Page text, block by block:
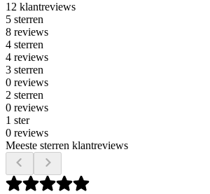
12 klantreviews
5 sterren
8 reviews
4 sterren
4 reviews
3 sterren
0 reviews
2 sterren
0 reviews
1 ster
0 reviews
Meeste sterren klantreviews